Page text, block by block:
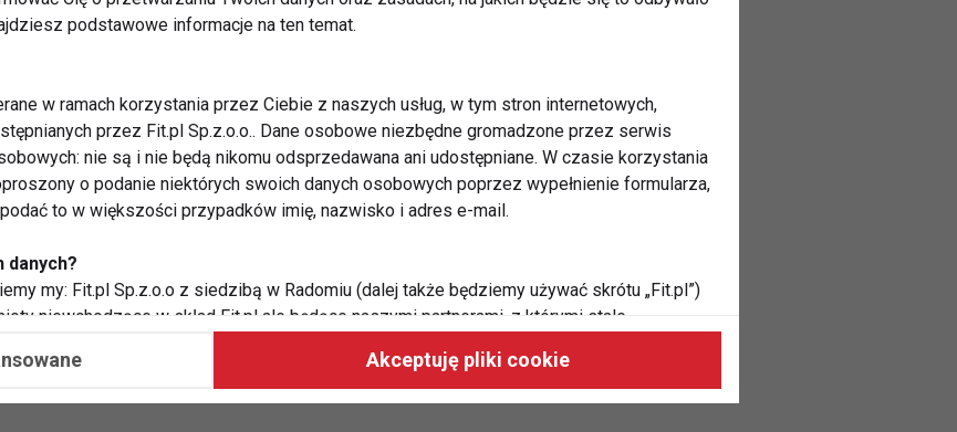
dla użytkownika - o czym zapomniało już wielu
urządzenia z gąszczem funkcji i
funkcjonalności - rozmów
1070 chiaro - pojawi się w sprzedaży
- 249 złotych brutto.
podstawowe informacje na ten temat.
w ramach korzystania przez Ciebie z naszych usług, w tym stron internetowych,
przez Fit.pl Sp.z.o.o.. Dane osobowe niezbędne gromadzone przez serwis
nie są i nie będą nikomu odsprzedawana ani udostępniane. W czasie korzystania
o podanie niektórych swoich danych osobowych poprzez wypełnienie formularza,
to w większości przypadków imię, nazwisko i adres e-mail.
danych?
my: Fit.pl Sp.z.o.o z siedzibą w Radomiu (dalej także będziemy używać skrótu „Fit.pl”)
niewchodzące w skład Fit.pl ale będące naszymi partnerami, z którymi stale
Akceptuję pliki cookie